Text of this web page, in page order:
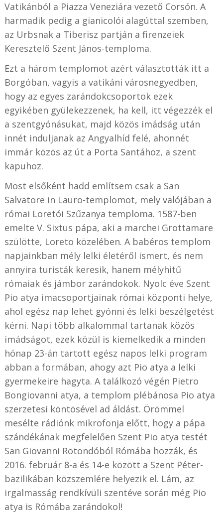
Vatikánból a Piazza Veneziára vezető Corsón. A
harmadik pedig a gianicolói alagúttal szemben,
az Urbsnak a Tiberisz partján a firenzeiek
Keresztelő Szent János-temploma.
Ezt a három templomot azért választották itt a
Borgóban, vagyis a vatikáni városnegyedben,
hogy az egyes zarándokcsoportok ezek
egyikében gyülekezzenek, ha kell, itt végezzék el
a szentgyónásukat, majd közös imádság után
innét induljanak az Angyalhíd felé, ahonnét
immár közös az út a Porta Santához, a szent
kapuhoz.
Most elsőként hadd említsem csak a San
Salvatore in Lauro-templomot, mely valójában a
római Loretói Szűzanya temploma. 1587-ben
emelte V. Sixtus pápa, aki a marchei Grottamare
szülötte, Loreto közelében. A babéros templom
napjainkban mély lelki életéről ismert, és nem
annyira turisták keresik, hanem mélyhitű
rómaiak és jámbor zarándokok. Nyolc éve Szent
Pio atya imacsoportjainak római központi helye,
ahol egész nap lehet gyónni és lelki beszélgetést
kérni. Napi több alkalommal tartanak közös
imádságot, ezek közül is kiemelkedik a minden
hónap 23-án tartott egész napos lelki program
abban a formában, ahogy azt Pio atya a lelki
gyermekeire hagyta. A találkozó végén Pietro
Bongiovanni atya, a templom plébánosa Pio atya
szerzetesi köntösével ad áldást. Örömmel
mesélte rádiónk mikrofonja előtt, hogy a pápa
szándékának megfelelően Szent Pio atya testét
San Giovanni Rotondóból Rómába hozzák, és
2016. február 8-a és 14-e között a Szent Péter-
bazilikában közszemlére helyezik el. Lám, az
irgalmasság rendkívüli szentéve során még Pio
atya is Rómába zarándokol!